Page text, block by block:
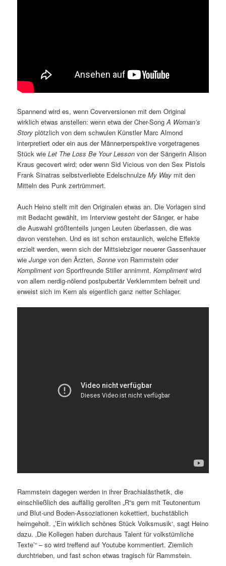
Spannend wird es, wenn Coverversionen mit dem Original
wirklich etwas anstellen: wenn etwa der Cher-SongA Woman’s
Story plötzlich von dem schwulen Künstler Marc Almond
interpretiert oder ein aus der Männerperspektive vorgetragenes
Stück wieLet The Loss Be Your Lesson von der Sängerin Alison
Kraus gecovert wird; oder wenn Sid Vicious von den Sex Pistols
Frank Sinatras selbstverliebte EdelschnulzeMy Way mit den
Mitteln des Punk zertrümmert.
Auch Heino stellt mit den Originalen etwas an. Die Vorlagen sind
mit Bedacht gewählt, im Interview gesteht der Sänger, er habe
die Auswahl größtenteils jungen Leuten überlassen, die was
davon verstehen. Und es ist schon erstaunlich, welche Effekte
erzielt werden, wenn sich der Mittsiebziger neuerer Gassenhauer
wieJunge von den Ärzten,Sonne von Rammstein oder
Kompliment vonSportfreunde Stiller annimmt.Kompliment wird
von allem nerdig-nölend postpubertär Verklemmtem befreit und
erweist sich im Kern als eigentlich ganz netter Schlager.
Rammstein dagegen werden in ihrer Brachialästhetik, die
einschließlich des auffällig gerollten „R“s gern mit Teutonentum
und Blut-und Boden-Assoziationen kokettiert, buchstäblich
heimgeholt. „’Ein wirklich schönes Stück Volksmusik‘, sagt Heino
dazu. ‚Die Kollegen haben durchaus Talent für volkstümliche
Texte’“ – so wird treffend auf Youtube kommentiert. Ziemlich
durchtrieben, und fast schon etwas tragisch für Rammstein.